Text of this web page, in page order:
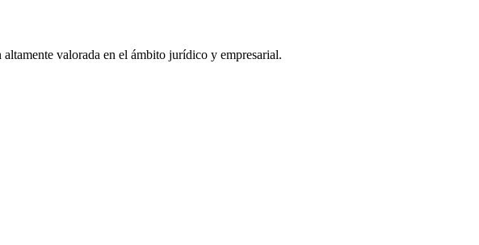
valorada en el ámbito jurídico y empresarial.